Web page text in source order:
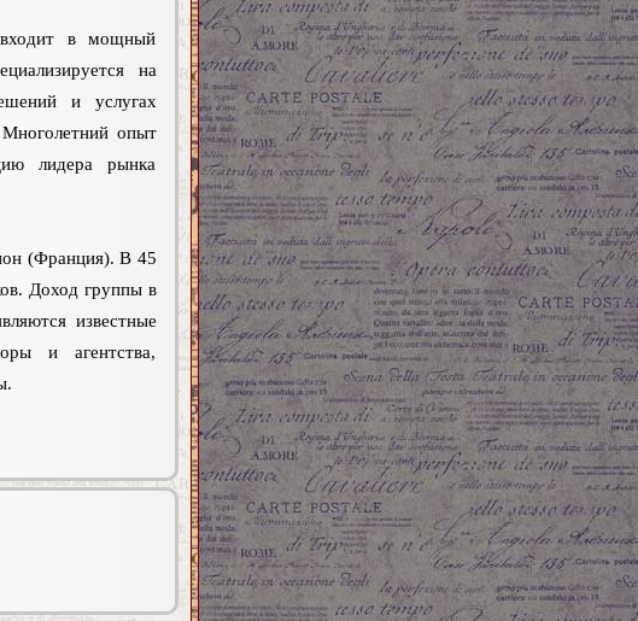
в мощный
на
и услугах
Многолетний опыт
лидера рынка
(Франция). В 45
Доход группы в
известные
и агентства,